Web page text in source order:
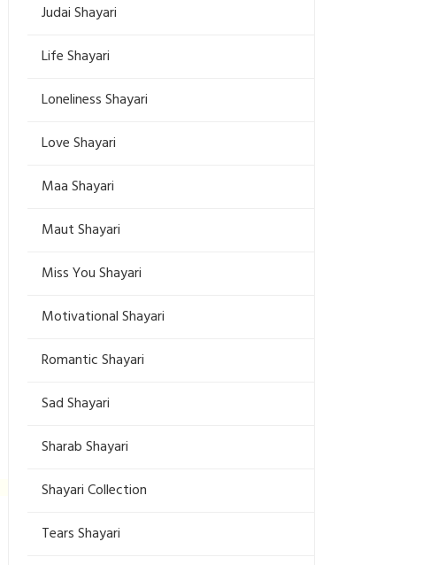
Judai Shayari
Life Shayari
Loneliness Shayari
Love Shayari
Maa Shayari
Maut Shayari
Miss You Shayari
Motivational Shayari
Romantic Shayari
Sad Shayari
Sharab Shayari
Shayari Collection
Tears Shayari